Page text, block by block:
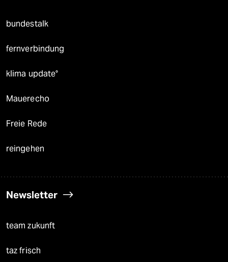
bundestalk
fernverbindung
klima update°
Mauerecho
Freie Rede
reingehen
Newsletter
team zukunft
taz frisch